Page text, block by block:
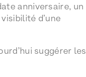
anniversaire, un
d’une
suggérer les